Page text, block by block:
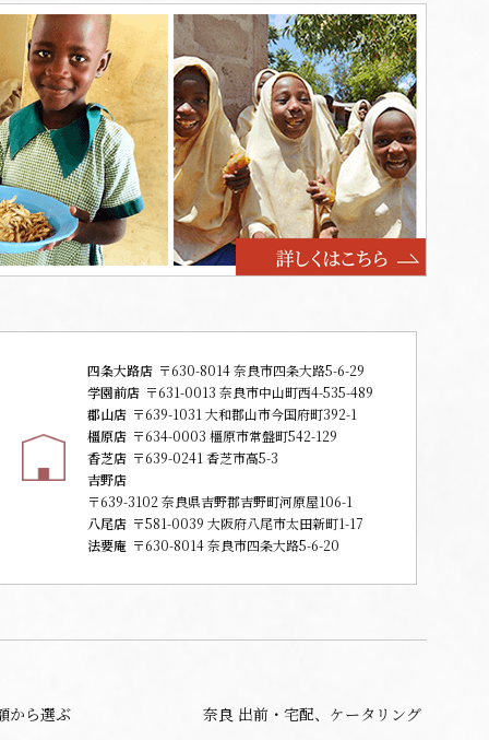
四条大路店 〒630-8014 奈良市四条大路5-6-29
学園前店 〒631-0013 奈良市中山町西4-535-489
郡山店 〒639-1031 大和郡山市今国府町392-1
橿原店 〒634-0003 橿原市常盤町542-129
香芝店 〒639-0241 香芝市高5-3
吉野店
〒639-3102 奈良県吉野郡吉野町河原屋106-1
八尾店 〒581-0039 大阪府八尾市太田新町1-17
法要庵 〒630-8014 奈良市四条大路5-6-20
から選ぶ
奈良 出前・宅配、ケータリング